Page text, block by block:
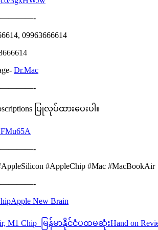
09963666614
Dr.Mac
ပြုလုပ်ထားပေးပါ။
#AppleChip #Mac #MacBookAir
Apple New Brain
M1 Chip မြန်မာနိုင်ငံပထမဆုံးHand on